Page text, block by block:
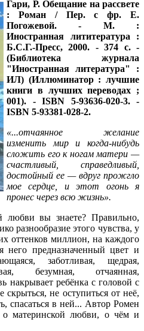
Гари, Р. Обещание на рассвете
: Роман / Пер. с фр. Е.
Погожевой. - М. :
Иностранная лититература :
Б.С.Г.-Пресс, 2000. - 374 с. -
(Библиотека журнала
"Иностранная литература" :
ИЛ) (Иллюминатор : лучшие
книги в лучших переводах ;
001). - ISBN 5-93636-020-3. -
ISBN 5-93381-028-2.
«...отчаянное желание
изменить мир и когда-нибудь
сложить его к ногам матери —
счастливый, справедливый,
достойный ее — вдруг прожгло
мое сердце, и этот огонь я
пронес через всю жизнь».
любви вы знаете? Правильно,
разнообразие этого чувства, у
оттенков миллион, на каждого
него предназначенный цвет и
заботливая, щедрая,
безумная, отчаянная,
накрывает ребёнка с головой с
скрыться, не оступиться от неё,
спасаться в ней... Автор Ромен
материнской любви, о чём и